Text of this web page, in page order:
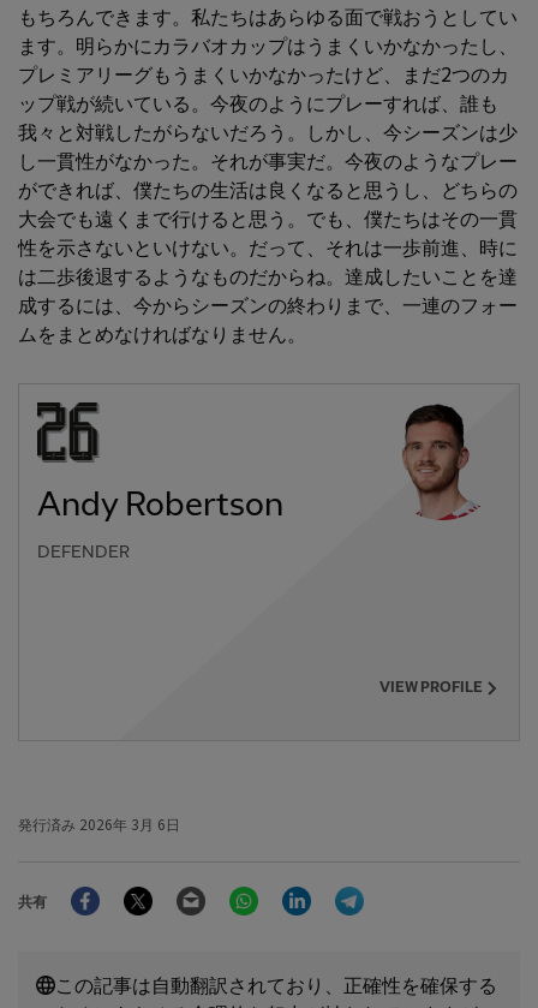
もちろんできます。私たちはあらゆる面で戦おうとしてい
ます。明らかにカラバオカップはうまくいかなかったし、
プレミアリーグもうまくいかなかったけど、まだ2つのカ
ップ戦が続いている。今夜のようにプレーすれば、誰も
我々と対戦したがらないだろう。しかし、今シーズンは少
し一貫性がなかった。それが事実だ。今夜のようなプレー
ができれば、僕たちの生活は良くなると思うし、どちらの
大会でも遠くまで行けると思う。でも、僕たちはその一貫
性を示さないといけない。だって、それは一歩前進、時に
は二歩後退するようなものだからね。達成したいことを達
成するには、今からシーズンの終わりまで、一連のフォー
ムをまとめなければなりません。
Andy Robertson
DEFENDER
VIEW PROFILE
発行済み 2026年 3月 6日
共有
FacebookTwitter Email WhatsAppLinkedIn
この記事は自動翻訳されており、正確性を確保する